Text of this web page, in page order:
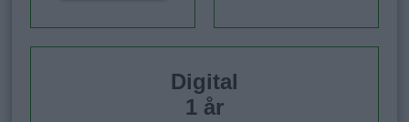
Digital
1 år